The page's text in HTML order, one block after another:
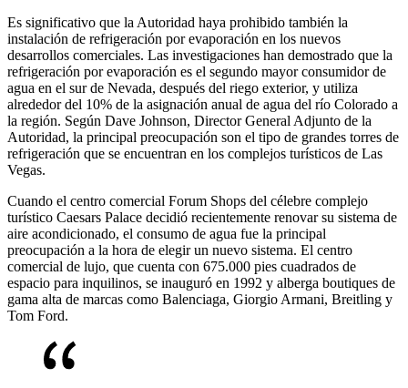
Es significativo que la Autoridad haya prohibido también la
instalación de refrigeración por evaporación en los nuevos
desarrollos comerciales. Las investigaciones han demostrado que la
refrigeración por evaporación es el segundo mayor consumidor de
agua en el sur de Nevada, después del riego exterior, y utiliza
alrededor del 10% de la asignación anual de agua del río Colorado a
la región. Según Dave Johnson, Director General Adjunto de la
Autoridad, la principal preocupación son el tipo de grandes torres de
refrigeración que se encuentran en los complejos turísticos de Las
Vegas.
Cuando el centro comercial Forum Shops del célebre complejo
turístico Caesars Palace decidió recientemente renovar su sistema de
aire acondicionado, el consumo de agua fue la principal
preocupación a la hora de elegir un nuevo sistema. El centro
comercial de lujo, que cuenta con 675.000 pies cuadrados de
espacio para inquilinos, se inauguró en 1992 y alberga boutiques de
gama alta de marcas como Balenciaga, Giorgio Armani, Breitling y
Tom Ford.